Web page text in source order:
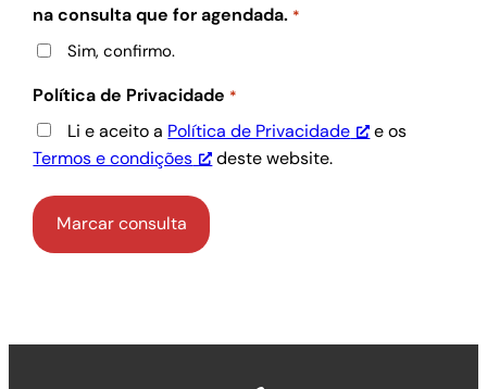
na consulta que for agendada. *
Sim, confirmo.
Política de Privacidade *
Li e aceito a Política de Privacidade
e os
Termos e condições
deste website.